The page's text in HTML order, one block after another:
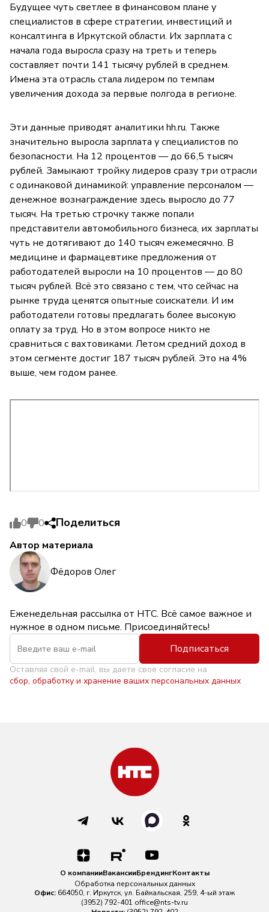
Будущее чуть светлее в финансовом плане у
специалистов в сфере стратегии, инвестиций и
консалтинга в Иркутской области. Их зарплата с
начала года выросла сразу на треть и теперь
составляет почти 141 тысячу рублей в среднем.
Имена эта отрасль стала лидером по темпам
увеличения дохода за первые полгода в регионе.
Эти данные приводят аналитики hh.ru. Также
значительно выросла зарплата у специалистов по
безопасности. На 12 процентов — до 66,5 тысяч
рублей. Замыкают тройку лидеров сразу три отрасли
с одинаковой динамикой: управление персоналом —
денежное вознаграждение здесь выросло до 77
тысяч. На третью строчку также попали
представители автомобильного бизнеса, их зарплаты
чуть не дотягивают до 140 тысяч ежемесячно. В
медицине и фармацевтике предложения от
работодателей выросли на 10 процентов — до 80
тысяч рублей. Всё это связано с тем, что сейчас на
рынке труда ценятся опытные соискатели. И им
работодатели готовы предлагать более высокую
оплату за труд. Но в этом вопросе никто не
сравниться с вахтовиками. Летом средний доход в
этом сегменте достиг 187 тысяч рублей. Это на 4%
выше, чем годом ранее.
0 0 Поделиться
Автор материала
Фёдоров Олег
Еженедельная рассылка от НТС. Всё самое важное и
нужное в одном письме. Присоединяйтесь!
Подписаться
Оставляя свой e-mail, вы даете свое согласие на
сбор, обработку и хранение ваших персональных данных
О компанииВакансииБрендингКонтакты
Обработка персональных данных
Офис: 664050, г. Иркутск, ул. Байкальская, 259, 4-ый этаж
(3952) 792-401 office@nts-tv.ru